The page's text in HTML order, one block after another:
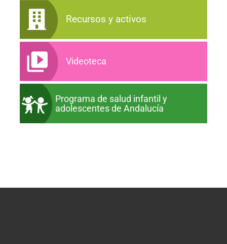
Recursos y activos
Videoteca
Programa de salud infantil y
adolescentes de Andalucía